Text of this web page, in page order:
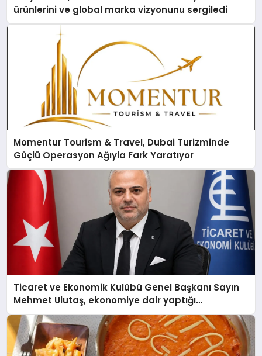
ürünlerini ve global marka vizyonunu sergiledi
Momentur Tourism & Travel, Dubai Turizminde
Güçlü Operasyon Ağıyla Fark Yaratıyor
Ticaret ve Ekonomik Kulübü Genel Başkanı Sayın
Mehmet Ulutaş, ekonomiye dair yaptığı
açıklamada şunları kaydetti: